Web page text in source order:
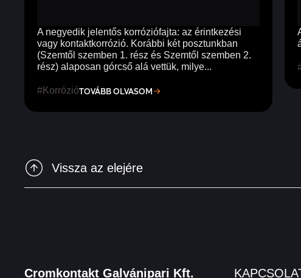
A negyedik jelentős korróziófajta: az érintkezési
vagy kontaktkorrózió. Korábbi két posztunkban
(Szemtől szemben 1. rész és Szemtől szemben 2.
rész) alaposan górcső alá vettük, milye...
KorrózióTOVÁBB OLVASOM
Vissza az elejére
Cromkontakt Galvánipari Kft.